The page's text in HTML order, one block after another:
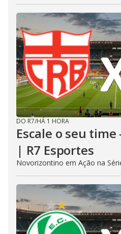
DO R7/HÁ 1 HORA
Escale o seu
| R7 Esportes
Novorizontino em Ação na